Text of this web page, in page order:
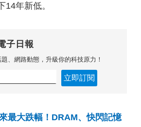
14年新低。
子日報
、網路動態，升級你的科技原力！
立即訂閱
最大跌幅！DRAM、快閃記憶